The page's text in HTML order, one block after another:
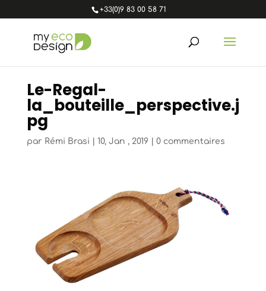
+33(0)9 83 00 58 71
Le-Regal-
la_bouteille_perspective.j
pg
par Rémi Brasi 10, Jan , 2019| 0 commentaires